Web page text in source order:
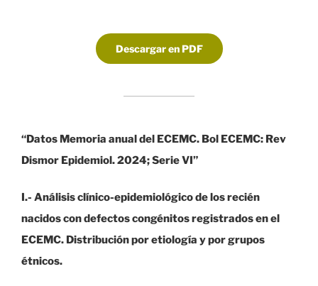
Descargar en PDF
“Datos Memoria anual del ECEMC. Bol ECEMC: Rev
Dismor Epidemiol. 2024; Serie VI”
I.- Análisis clínico-epidemiológico de los recién
nacidos con defectos congénitos registrados en el
ECEMC. Distribución por etiología y por grupos
étnicos.